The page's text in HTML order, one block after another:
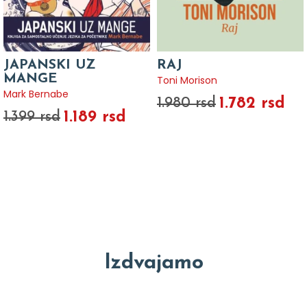
JAPANSKI UZ
MANGE
Mark Bernabe
1.399 rsd 1.189 rsd
RAJ
Toni Morison
1.980 rsd 1.782 rsd
Izdvajamo